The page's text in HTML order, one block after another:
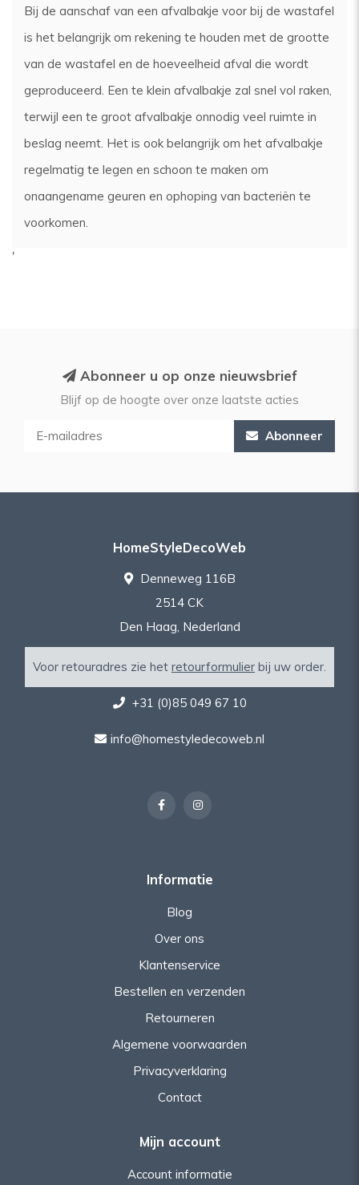
Bij de aanschaf van een afvalbakje voor bij de wastafel
is het belangrijk om rekening te houden met de grootte
van de wastafel en de hoeveelheid afval die wordt
geproduceerd. Een te klein afvalbakje zal snel vol raken,
terwijl een te groot afvalbakje onnodig veel ruimte in
beslag neemt. Het is ook belangrijk om het afvalbakje
regelmatig te legen en schoon te maken om
onaangename geuren en ophoping van bacteriën te
voorkomen.
'
Abonneer u op onze nieuwsbrief
Blijf op de hoogte over onze laatste acties
Abonneer
HomeStyleDecoWeb
Denneweg 116B
2514 CK
Den Haag, Nederland
Voor retouradres zie het retourformulier bij uw order.
+31 (0)85 049 67 10
info@homestyledecoweb.nl
Informatie
Blog
Over ons
Klantenservice
Bestellen en verzenden
Retourneren
Algemene voorwaarden
Privacyverklaring
Contact
Mijn account
Account informatie